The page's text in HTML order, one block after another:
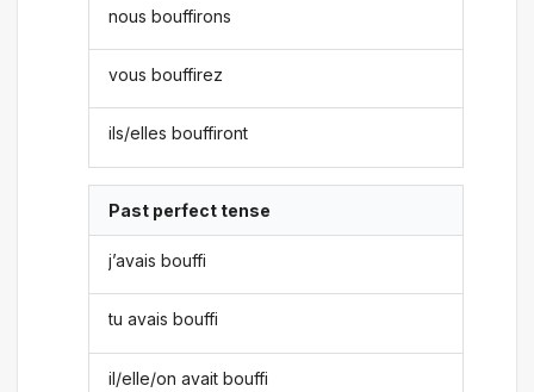
nous bouffirons
vous bouffirez
ils/elles bouffiront
Past perfect tense
j’avais bouffi
tu avais bouffi
il/elle/on avait bouffi